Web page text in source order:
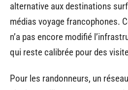
alternative aux destinations
médias voyage francophones.
n’a pas encore modifié
qui reste calibrée pour des
Pour les randonneurs, un